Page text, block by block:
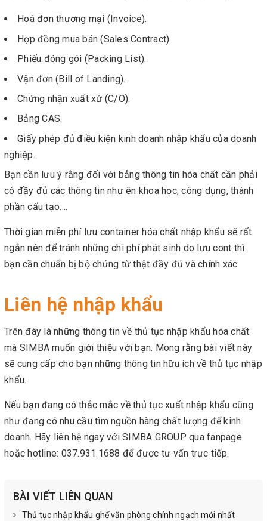
Hoá đơn thương mại (Invoice).
Hợp đồng mua bán (Sales Contract).
Phiếu đóng gói (Packing List).
Vận đơn (Bill of Landing).
Chứng nhận xuất xứ (C/O).
Bảng CAS.
Giấy phép đủ điều kiện kinh doanh nhập khẩu của doanh
nghiệp.
Bạn cần lưu ý rằng đối với bảng thông tin hóa chất cần phải
có đầy đủ các thông tin như ên khoa học, công dụng, thành
phần cấu tạo….
Thời gian miễn phí lưu container hóa chất nhập khẩu sẽ rất
ngắn nên để tránh những chi phí phát sinh do lưu cont thì
bạn cần chuẩn bị bộ chứng từ thật đầy đủ và chính xác.
Liên hệ nhập khẩu
Trên đây là những thông tin về thủ tục nhập khẩu hóa chất
mà SIMBA muốn giới thiệu với bạn. Mong rằng bài viết này
sẽ cung cấp cho bạn những thông tin hữu ích về thủ tục nhập
khẩu.
Nếu bạn đang có thắc mắc về thủ tục xuất nhập khẩu cũng
như đang có nhu cầu tìm nguồn hàng chất lượng để kinh
doanh. Hãy liên hệ ngay với SIMBA GROUP qua fanpage
hoặc hotline: 037.931.1688 để được tư vấn trực tiếp.
BÀI VIẾT LIÊN QUAN
Thủ tục nhập khẩu ghế văn phòng chính ngạch mới nhất